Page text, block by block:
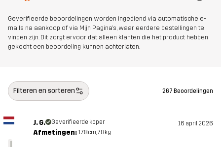
lees hier
Ontworpen
Artikelnummer 10991_4995
Geverifieerde beoordelingen worden ingediend via automatische e-
mails na aankoop of via Mijn Pagina's, waar eerdere bestellingen te
vinden zijn. Dit zorgt ervoor dat alleen klanten die het product hebben
gekocht een beoordeling kunnen achterlaten.
Filteren en sorteren 267 Beoordelingen
J. G. Geverifieerde koper 16 april 2026
Afmetingen: 178cm, 78kg